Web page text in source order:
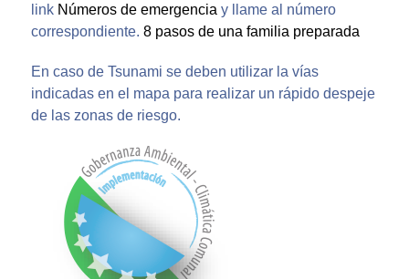
link Números de emergencia y llame al número
correspondiente. 8 pasos de una familia preparada
En caso de Tsunami se deben utilizar la vías
indicadas en el mapa para realizar un rápido despeje
de las zonas de riesgo.